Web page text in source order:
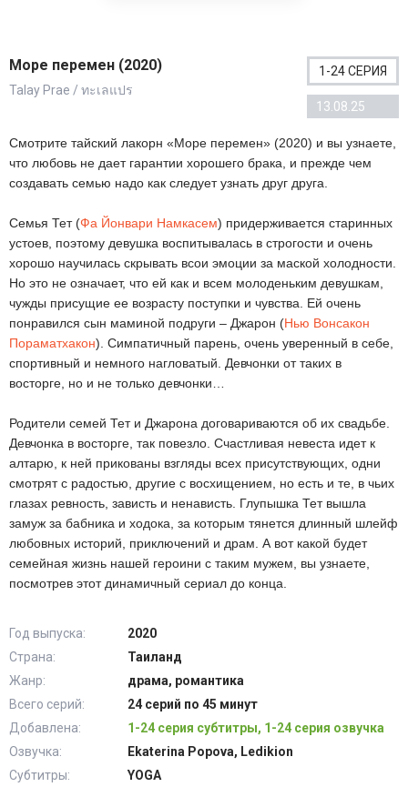
Море перемен (2020)
Talay Prae / ทะเลแปร
1-24 СЕРИЯ
13.08.25
Смотрите тайский лакорн «Море перемен» (2020) и вы узнаете,
что любовь не дает гарантии хорошего брака, и прежде чем
создавать семью надо как следует узнать друг друга.
Семья Тет (Фа Йонвари Намкасем) придерживается старинных
устоев, поэтому девушка воспитывалась в строгости и очень
хорошо научилась скрывать всои эмоции за маской холодности.
Но это не означает, что ей как и всем молоденьким девушкам,
чужды присущие ее возрасту поступки и чувства. Ей очень
понравился сын маминой подруги – Джарон (Нью Вонсакон
Пораматхакон). Симпатичный парень, очень уверенный в себе,
спортивный и немного нагловатый. Девчонки от таких в
восторге, но и не только девчонки…
Родители семей Тет и Джарона договариваются об их свадьбе.
Девчонка в восторге, так повезло. Счастливая невеста идет к
алтарю, к ней прикованы взгляды всех присутствующих, одни
смотрят с радостью, другие с восхищением, но есть и те, в чьих
глазах ревность, зависть и ненависть. Глупышка Тет вышла
замуж за бабника и ходока, за которым тянется длинный шлейф
любовных историй, приключений и драм. А вот какой будет
семейная жизнь нашей героини с таким мужем, вы узнаете,
посмотрев этот динамичный сериал до конца.
Год выпуска:
2020
Страна:
Таиланд
Жанр:
драма, романтика
Всего серий:
24 серий по 45 минут
Добавлена:
1-24 серия субтитры, 1-24 серия озвучка
Озвучка:
Ekaterina Popova, Ledikion
Субтитры:
YOGA